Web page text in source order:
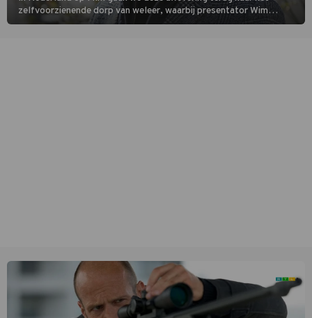
zelfvoorzienende dorp van weleer, waarbij presentator Wim
Daniëls de kijkers meeneemt op reis door de tijd aan de hand van